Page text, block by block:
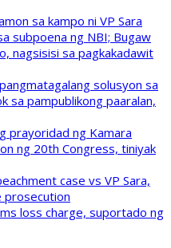
sa kampo ni VP Sara
subpoena ng NBI; Bugaw
nagsisisi sa pagkakadawit
solusyon sa
sa pampublikong paaralan,
prayoridad ng Kamara
ng 20th Congress, tiniyak
case vs VP Sara,
prosecution
loss charge, suportado ng